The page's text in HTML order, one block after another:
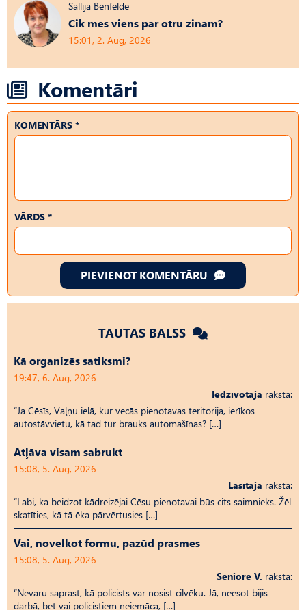
Sallija Benfelde
Cik mēs viens par otru zinām?
15:01, 2. Aug, 2026
Komentāri
KOMENTĀRS *
VĀRDS *
PIEVIENOT KOMENTĀRU
TAUTAS BALSS
Kā organizēs satiksmi?
19:47, 6. Aug, 2026
Iedzīvotāja raksta:
“Ja Cēsīs, Vaļņu ielā, kur vecās pienotavas teritorija, ierīkos
autostāvvietu, kā tad tur brauks automašīnas? […]
Atļāva visam sabrukt
15:08, 5. Aug, 2026
Lasītāja raksta:
“Labi, ka beidzot kādreizējai Cēsu pienotavai būs cits saimnieks. Žēl
skatīties, kā tā ēka pārvērtusies […]
Vai, novelkot formu, pazūd prasmes
15:08, 5. Aug, 2026
Seniore V. raksta:
“Nevaru saprast, kā policists var nosist cilvēku. Jā, neesot bijis
darbā, bet vai policistiem neiemāca, […]